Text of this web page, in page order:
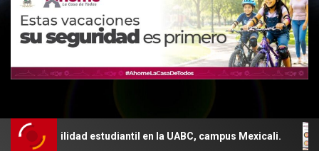
estudiantil en la UABC, campus Mexicali.